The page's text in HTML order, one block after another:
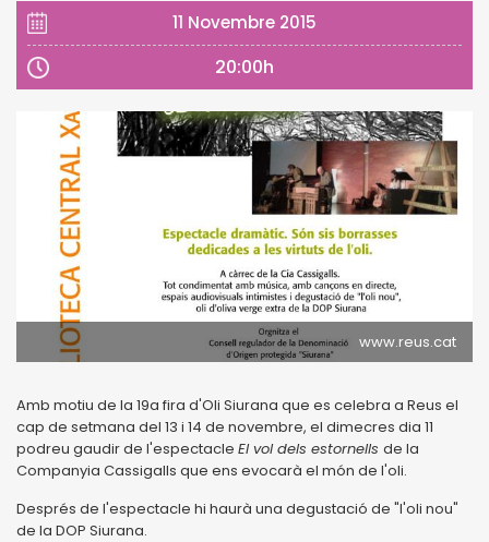
11 Novembre 2015
20:00h
www.reus.cat
Amb motiu de la 19a fira d'Oli Siurana que es celebra a Reus el
cap de setmana del 13 i 14 de novembre, el dimecres dia 11
podreu gaudir de l'espectacle El vol dels estornells de la
Companyia Cassigalls que ens evocarà el món de l'oli.
Després de l'espectacle hi haurà una degustació de "l'oli nou"
de la DOP Siurana.